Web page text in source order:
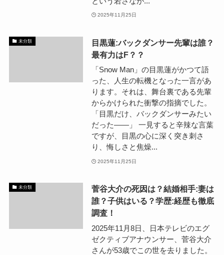
2025年11月25日
未分類
目黒蓮:バックダンサー先輩は誰？
最有力はF？？
「Snow Man」の目黒蓮がかつて語
った、人生の転機となった一言があ
ります。それは、舞台裏である先輩
からかけられた衝撃の指摘でした。
「目黒だけ、バックダンサーみたい
だった――」 一見すると辛辣な言葉
ですが、目黒の心に深く突き刺さ
り、悔しさと焦燥...
2025年11月25日
未分類
菅谷大介の死因は？結婚相手:妻は
誰？子供はいる？学歴:経歴も徹底
調査！
2025年11月8日、日本テレビのエグ
ゼクティブアナウンサー、菅谷大介
さんが53歳でこの世を去りました。